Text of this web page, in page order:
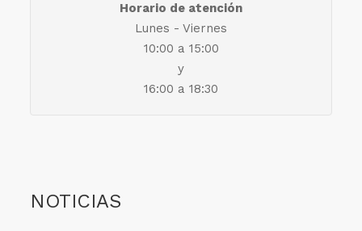
Horario de atención
Lunes - Viernes
10:00 a 15:00
y
16:00 a 18:30
NOTICIAS